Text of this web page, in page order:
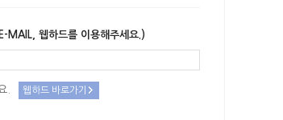
MAIL, 웹하드를 이용해주세요.)
. 웹하드 바로가기